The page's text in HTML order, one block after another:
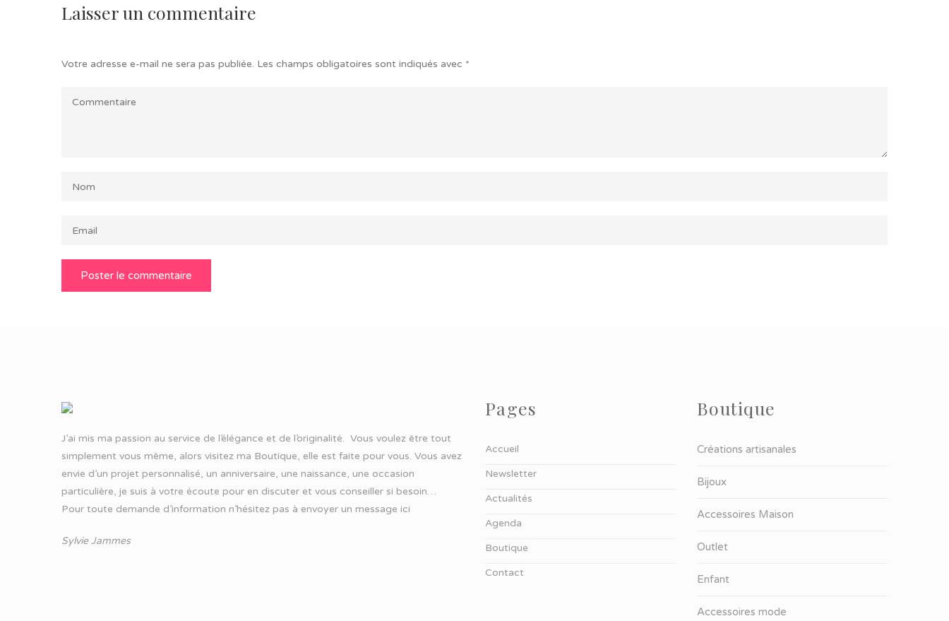
Laisser un commentaire
Votre adresse e-mail ne sera pas publiée. Les champs obligatoires sont indiqués avec *
J’ai mis ma passion au service de l’élégance et de l’originalité. Vous voulez être tout
simplement vous même, alors visitez ma Boutique, elle est faite pour vous. Vous avez
envie d’un projet personnalisé, un anniversaire, une naissance, une occasion
particulière, je suis à votre écoute pour en discuter et vous conseiller si besoin…
Pour toute demande d’information n’hésitez pas à envoyer un message ici
Sylvie Jammes
Pages
Accueil
Newsletter
Actualités
Agenda
Boutique
Contact
Boutique
Créations artisanales
Bijoux
Accessoires Maison
Outlet
Enfant
Accessoires mode